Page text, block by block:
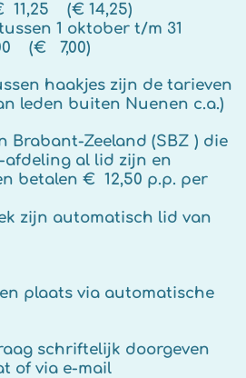
(€ 14,25)
1 oktober t/m 31
(€ 7,00)
haakjes zijn de tarieven
leden buiten Nuenen c.a.)
Brabant-Zeeland (SBZ ) die
afdeling al lid zijn en
betalen € 12,50 p.p. per
zijn automatisch lid van
plaats via automatische
schriftelijk doorgeven
of via e-mail